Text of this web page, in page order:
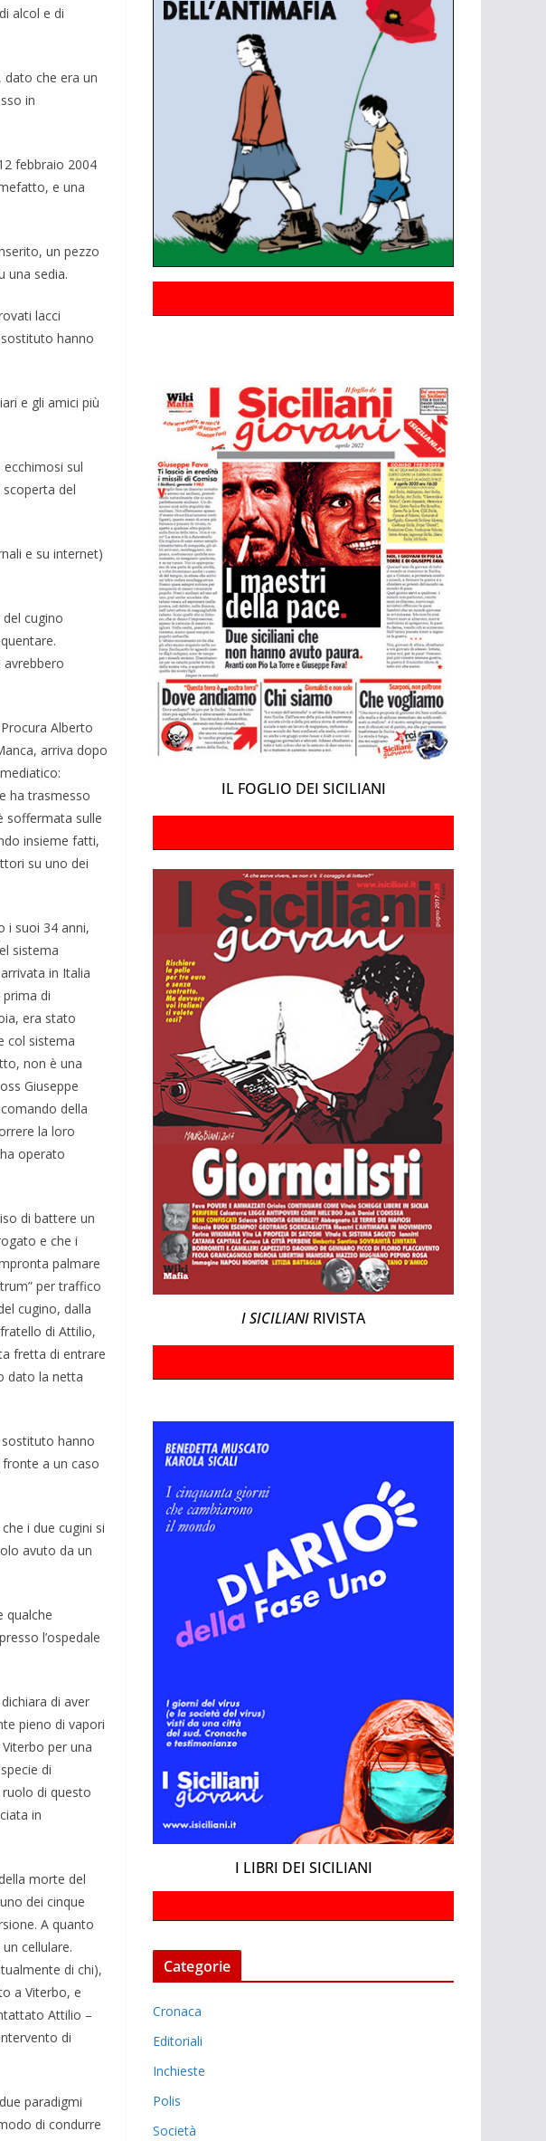
alcol e di
dato che era un
in
febbraio 2004
e una
un pezzo
una sedia.
lacci
hanno
e gli amici più
sul
del
e su internet)
cugino
avrebbero
Alberto
arriva dopo
ha trasmesso
soffermata sulle
insieme fatti,
su uno dei
i suoi 34 anni,
sistema
in Italia
di
era stato
col sistema
non è una
Giuseppe
della
la loro
operato
di battere un
e che i
palmare
per traffico
cugino, dalla
di Attilio,
fretta di entrare
dato la netta
hanno
a un caso
i due cugini si
avuto da un
qualche
l’ospedale
di aver
pieno di vapori
per una
di
di questo
in
morte del
dei cinque
A quanto
cellulare.
di chi),
a Viterbo, e
Attilio –
di
paradigmi
di condurre
IL FOGLIO DEI SICILIANI
I SICILIANI RIVISTA
I LIBRI DEI SICILIANI
Categorie
Cronaca
Editoriali
Inchieste
Polis
Società